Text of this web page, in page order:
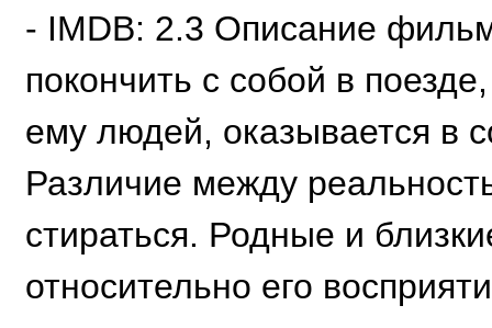
- IMDB: 2.3 Описание
покончить с собой в
ему людей, оказывается в
Различие между
стираться. Родные и
относительно его